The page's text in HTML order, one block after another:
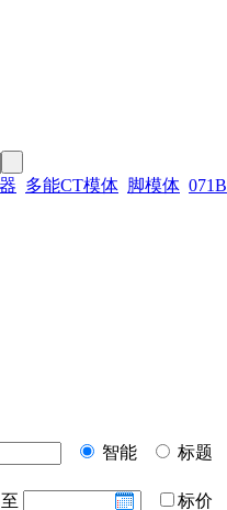
多能CT模体 脚模体 071B
智能
标题
至 标价